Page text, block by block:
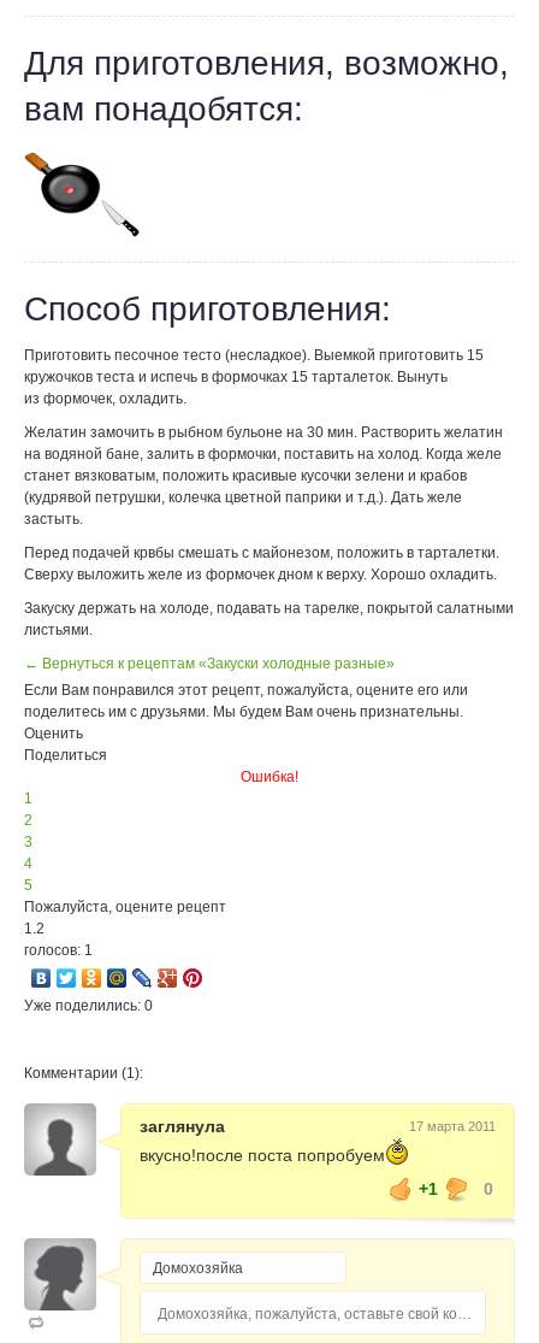
Для приготовления, возможно,
вам понадобятся:
Способ приготовления:
Приготовить песочное тесто (несладкое). Выемкой приготовить 15
кружочков теста и испечь в формочках 15 тарталеток. Вынуть
из формочек, охладить.
Желатин замочить в рыбном бульоне на 30 мин. Растворить желатин
на водяной бане, залить в формочки, поставить на холод. Когда желе
станет вязковатым, положить красивые кусочки зелени и крабов
(кудрявой петрушки, колечка цветной паприки и т.д.). Дать желе
застыть.
Перед подачей крвбы смешать с майонезом, положить в тарталетки.
Сверху выложить желе из формочек дном к верху. Хорошо охладить.
Закуску держать на холоде, подавать на тарелке, покрытой салатными
листьями.
← Вернуться к рецептам «Закуски холодные разные»
Если Вам понравился этот рецепт, пожалуйста, оцените его или
поделитесь им с друзьями. Мы будем Вам очень признательны.
Оценить
Поделиться
Ошибка!
1
2
3
4
5
Пожалуйста, оцените рецепт
1.2
голосов: 1
Уже поделились: 0
Комментарии (1):
заглянула 17 марта 2011
вкусно!после поста попробуем
+1
0
Домохозяйка, пожалуйста, оставьте свой комментарий...